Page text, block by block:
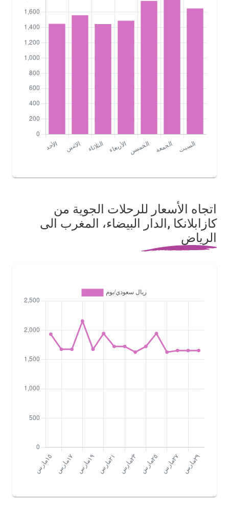
اتجاه الأسعار للرحلات الجوية من
كازابلانكا ,الدار البيضاء، المغرب الى
الرياض